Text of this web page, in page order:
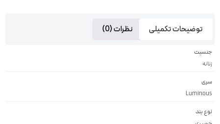
توضیحات تکمیلی نظرات (0)
جنسیت
زنانه
سری
Luminous
نوع بند